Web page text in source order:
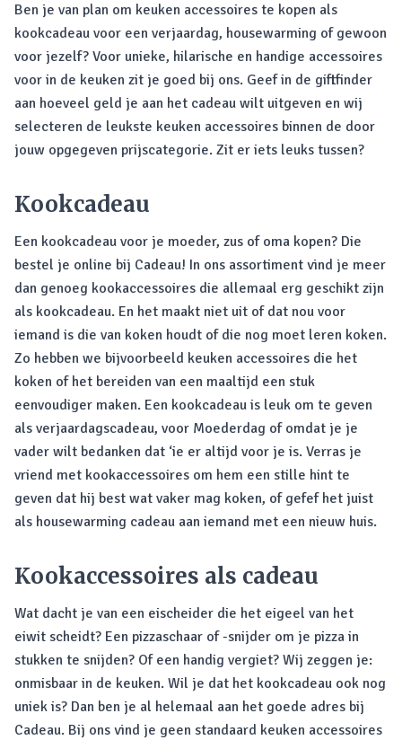
Ben je van plan om keuken accessoires te kopen als
kookcadeau voor een verjaardag, housewarming of gewoon
voor jezelf? Voor unieke, hilarische en handige accessoires
voor in de keuken zit je goed bij ons. Geef in de giftfinder
aan hoeveel geld je aan het cadeau wilt uitgeven en wij
selecteren de leukste keuken accessoires binnen de door
jouw opgegeven prijscategorie. Zit er iets leuks tussen?
Kookcadeau
Een kookcadeau voor je moeder, zus of oma kopen? Die
bestel je online bij Cadeau! In ons assortiment vind je meer
dan genoeg kookaccessoires die allemaal erg geschikt zijn
als kookcadeau. En het maakt niet uit of dat nou voor
iemand is die van koken houdt of die nog moet leren koken.
Zo hebben we bijvoorbeeld keuken accessoires die het
koken of het bereiden van een maaltijd een stuk
eenvoudiger maken. Een kookcadeau is leuk om te geven
als verjaardagscadeau, voor Moederdag of omdat je je
vader wilt bedanken dat ‘ie er altijd voor je is. Verras je
vriend met kookaccessoires om hem een stille hint te
geven dat hij best wat vaker mag koken, of gefef het juist
als housewarming cadeau aan iemand met een nieuw huis.
Kookaccessoires als cadeau
Wat dacht je van een eischeider die het eigeel van het
eiwit scheidt? Een pizzaschaar of -snijder om je pizza in
stukken te snijden? Of een handig vergiet? Wij zeggen je:
onmisbaar in de keuken. Wil je dat het kookcadeau ook nog
uniek is? Dan ben je al helemaal aan het goede adres bij
Cadeau. Bij ons vind je geen standaard keuken accessoires